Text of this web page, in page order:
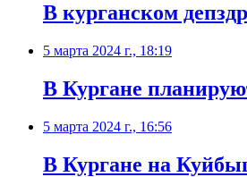
В курганском
5 марта 2024 г., 18:19
В Кургане
5 марта 2024 г., 16:56
В Кургане на